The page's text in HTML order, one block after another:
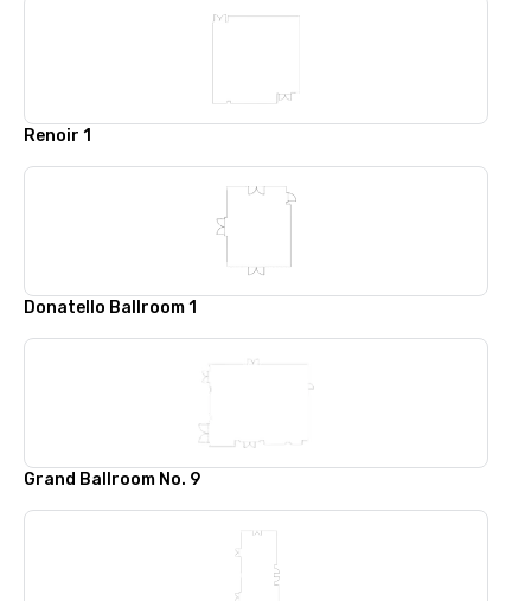
Renoir 1
Donatello Ballroom 1
Grand Ballroom No. 9